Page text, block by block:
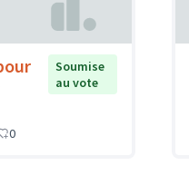
Soumise
au vote
0